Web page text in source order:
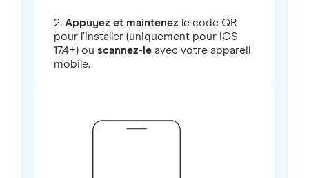
2. Appuyez et maintenez le code QR
pour l’installer (uniquement pour iOS
17.4+) ou scannez-leavec votre appareil
mobile.